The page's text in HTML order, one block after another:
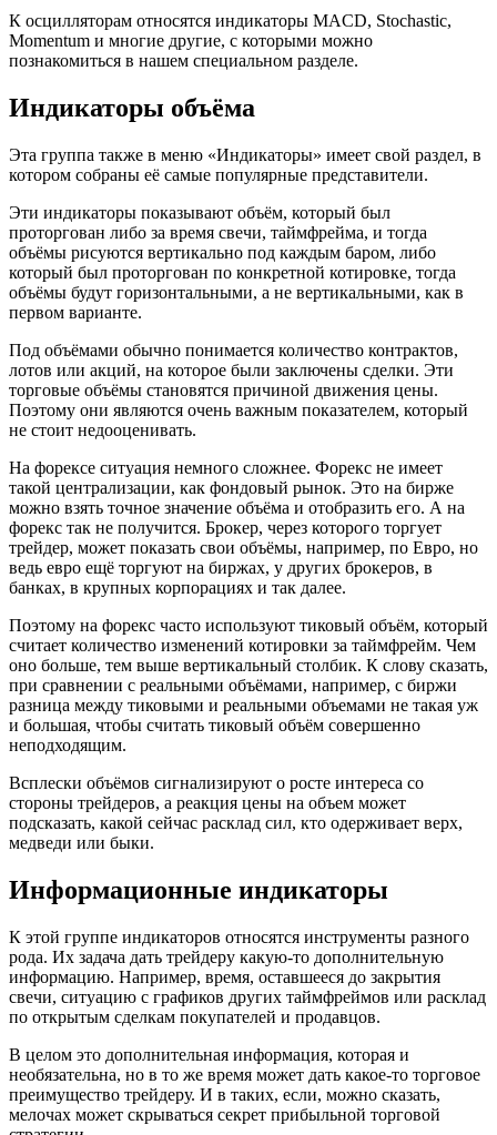
К осцилляторам относятся индикаторы MACD, Stochastic,
Momentum и многие другие, с которыми можно
познакомиться в нашем специальном разделе.
Индикаторы объёма
Эта группа также в меню «Индикаторы» имеет свой раздел, в
котором собраны её самые популярные представители.
Эти индикаторы показывают объём, который был
проторгован либо за время свечи, таймфрейма, и тогда
объёмы рисуются вертикально под каждым баром, либо
который был проторгован по конкретной котировке, тогда
объёмы будут горизонтальными, а не вертикальными, как в
первом варианте.
Под объёмами обычно понимается количество контрактов,
лотов или акций, на которое были заключены сделки. Эти
торговые объёмы становятся причиной движения цены.
Поэтому они являются очень важным показателем, который
не стоит недооценивать.
На форексе ситуация немного сложнее. Форекс не имеет
такой централизации, как фондовый рынок. Это на бирже
можно взять точное значение объёма и отобразить его. А на
форекс так не получится. Брокер, через которого торгует
трейдер, может показать свои объёмы, например, по Евро, но
ведь евро ещё торгуют на биржах, у других брокеров, в
банках, в крупных корпорациях и так далее.
Поэтому на форекс часто используют тиковый объём, который
считает количество изменений котировки за таймфрейм. Чем
оно больше, тем выше вертикальный столбик. К слову сказать,
при сравнении с реальными объёмами, например, с биржи
разница между тиковыми и реальными объемами не такая уж
и большая, чтобы считать тиковый объём совершенно
неподходящим.
Всплески объёмов сигнализируют о росте интереса со
стороны трейдеров, а реакция цены на объем может
подсказать, какой сейчас расклад сил, кто одерживает верх,
медведи или быки.
Информационные индикаторы
К этой группе индикаторов относятся инструменты разного
рода. Их задача дать трейдеру какую-то дополнительную
информацию. Например, время, оставшееся до закрытия
свечи, ситуацию с графиков других таймфреймов или расклад
по открытым сделкам покупателей и продавцов.
В целом это дополнительная информация, которая и
необязательна, но в то же время может дать какое-то торговое
преимущество трейдеру. И в таких, если, можно сказать,
мелочах может скрываться секрет прибыльной торговой